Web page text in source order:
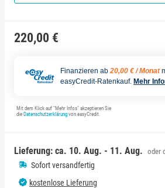
220,00 €
Finanzieren ab 20,00 € / Monat
easyCredit-Ratenkauf. Mehr
Mit dem Klick auf "Mehr Infos" akzeptieren Sie
die Datenschutzerklärung von easyCredit.
Lieferung: ca. 10. Aug. - 11. Aug. oder
Sofort versandfertig
kostenlose Lieferung
Sachsen-Anhalt
Schleswig-Holstein
Ostsee
Österreich